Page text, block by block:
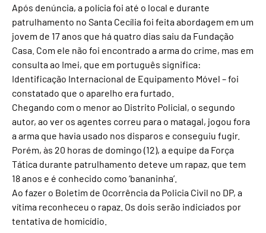
Após denúncia, a polícia foi até o local e durante
patrulhamento no Santa Cecília foi feita abordagem em um
jovem de 17 anos que há quatro dias saiu da Fundação
Casa. Com ele não foi encontrado a arma do crime, mas em
consulta ao Imei, que em português significa:
Identificação Internacional de Equipamento Móvel – foi
constatado que o aparelho era furtado.
Chegando com o menor ao Distrito Policial, o segundo
autor, ao ver os agentes correu para o matagal, jogou fora
a arma que havia usado nos disparos e conseguiu fugir.
Porém, às 20 horas de domingo (12), a equipe da Força
Tática durante patrulhamento deteve um rapaz, que tem
18 anos e é conhecido como ‘bananinha’.
Ao fazer o Boletim de Ocorrência da Policia Civil no DP, a
vítima reconheceu o rapaz. Os dois serão indiciados por
tentativa de homicídio.